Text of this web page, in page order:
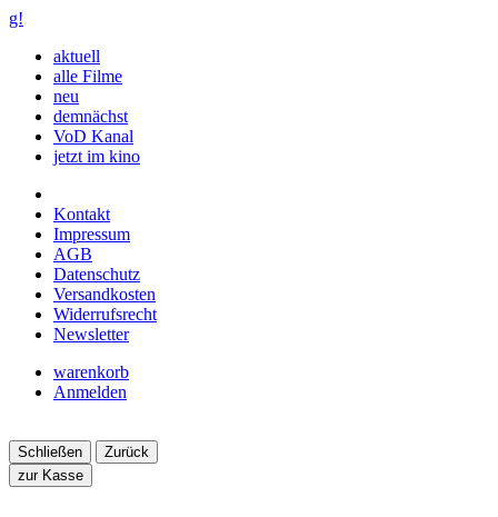
g!
aktuell
alle Filme
neu
demnächst
VoD Kanal
jetzt im kino
Kontakt
Impressum
AGB
Datenschutz
Versandkosten
Widerrufsrecht
Newsletter
warenkorb
Anmelden
Schließen
Zurück
zur Kasse